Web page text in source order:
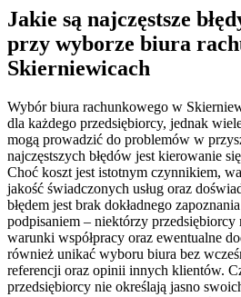
Jakie są najczęstsze
przy wyborze biura
Skierniewicach
Wybór biura rachunkowego w
dla każdego przedsiębiorcy, jednak
mogą prowadzić do problemów w
najczęstszych błędów jest kierowanie
Choć koszt jest istotnym czynnikiem,
jakość świadczonych usług oraz
błędem jest brak dokładnego
podpisaniem – niektórzy przedsiębiorcy
warunki współpracy oraz ewentualne
również unikać wyboru biura bez
referencji oraz opinii innych klientów.
przedsiębiorcy nie określają jasno